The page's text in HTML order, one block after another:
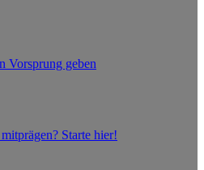
Vorsprung geben
Starte hier!